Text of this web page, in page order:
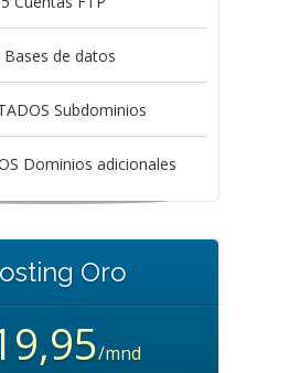
Bases de datos
Subdominios
Dominios adicionales
Oro
/mnd